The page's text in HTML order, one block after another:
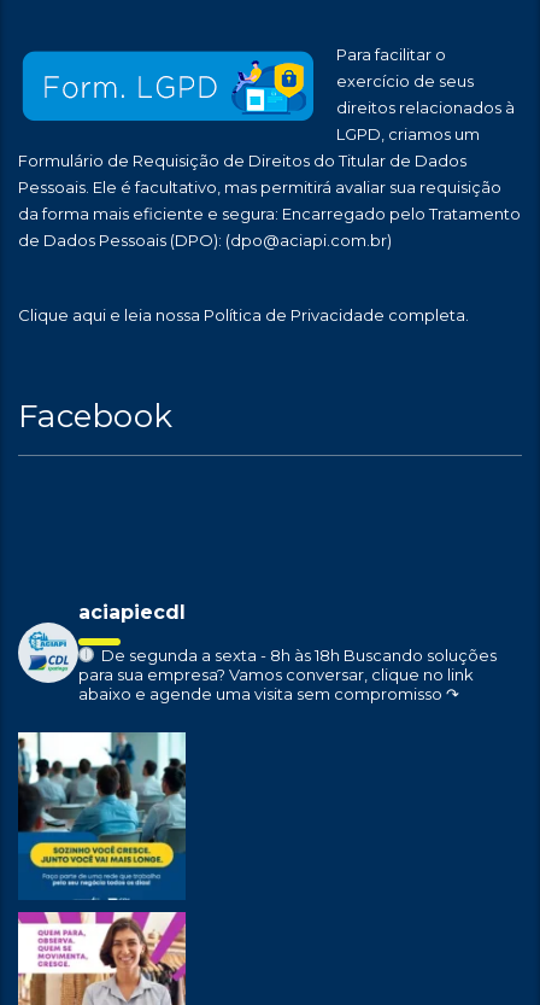
Para facilitar o
exercício de seus
direitos relacionados à
LGPD, criamos um
Formulário de Requisição de Direitos do Titular de Dados
Pessoais. Ele é facultativo, mas permitirá avaliar sua requisição
da forma mais eficiente e segura: Encarregado pelo Tratamento
de Dados Pessoais (DPO): (dpo@aciapi.com.br)
Clique aqui e leia nossa Política de Privacidade completa.
Facebook
aciapiecdl
De segunda a sexta - 8h às 18h Buscando soluções
para sua empresa? Vamos conversar, clique no link
abaixo e agende uma visita sem compromisso ↷